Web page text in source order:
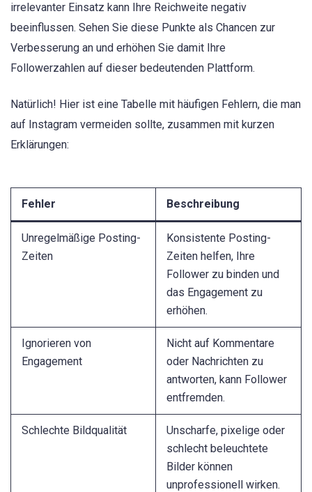
irrelevanter Einsatz kann Ihre Reichweite negativ
beeinflussen. Sehen Sie diese Punkte als Chancen zur
Verbesserung an und erhöhen Sie damit Ihre
Followerzahlen auf dieser bedeutenden Plattform.
Natürlich! Hier ist eine Tabelle mit häufigen Fehlern, die man
auf Instagram vermeiden sollte, zusammen mit kurzen
Erklärungen:
Fehler Beschreibung
Unregelmäßige Posting-
Zeiten
Konsistente Posting-
Zeiten helfen, Ihre
Follower zu binden und
das Engagement zu
erhöhen.
Ignorieren von
Engagement
Nicht auf Kommentare
oder Nachrichten zu
antworten, kann Follower
entfremden.
Schlechte Bildqualität
Unscharfe, pixelige oder
schlecht beleuchtete
Bilder können
unprofessionell wirken.